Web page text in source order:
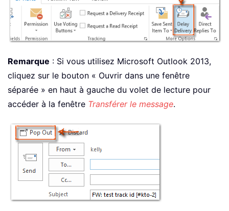
Remarque : Si vous utilisez Microsoft Outlook 2013,
cliquez sur le bouton « Ouvrir dans une fenêtre
séparée » en haut à gauche du volet de lecture pour
accéder à la fenêtre Transférer le message.